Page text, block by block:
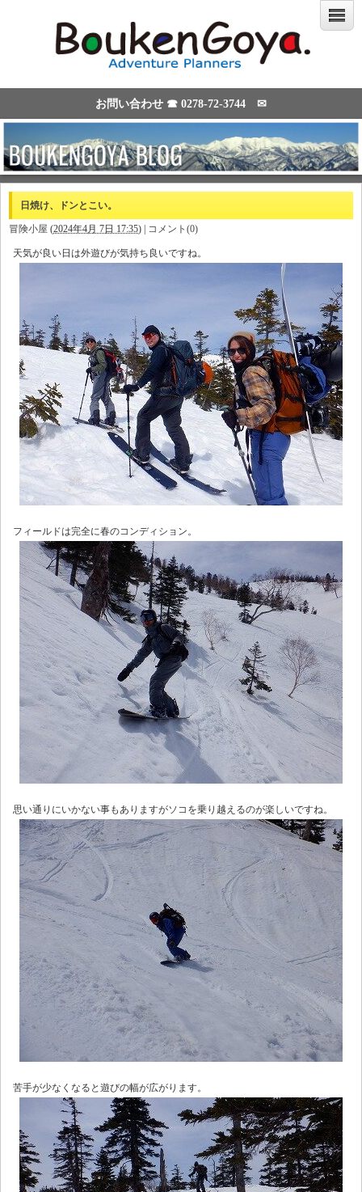
お問い合わせ ☎ 0278-72-3744 ✉
日焼け、ドンとこい。
冒険小屋 (2024年4月 7日 17:35) | コメント(0)
天気が良い日は外遊びが気持ち良いですね。
フィールドは完全に春のコンディション。
思い通りにいかない事もありますがソコを乗り越えるのが楽しいですね。
苦手が少なくなると遊びの幅が広がります。